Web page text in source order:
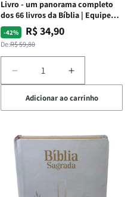
Livro - um panorama completo
dos 66 livros da Bíblia | Equipe
teológica Penkal
-42%
Preço
normal
De:R$ 59,80
Preço
promocional
R$ 34,90
Diminuir
a
quantidade
de
a
Bíblia
Livro
por
Livro
Aumentar
a
quantidade
de
a
Bíblia
Livro
Adicionar ao carrinho